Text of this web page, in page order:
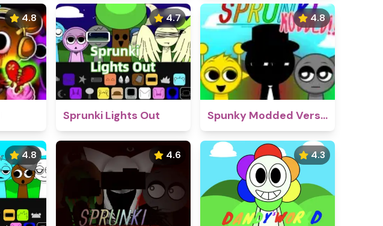
4.8 4.7
Sprunki Lights Out
4.8
Spunky Modded Version
4.8 4.6 4.3